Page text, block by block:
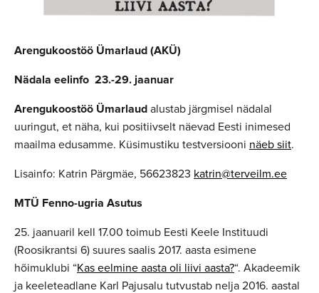
Arengukoostöö Ümarlaud (AKÜ)
Nädala eelinfo 23.-29. jaanuar
Arengukoostöö Ümarlaud alustab järgmisel nädalal
uuringut, et näha, kui positiivselt näevad Eesti inimesed
maailma edusamme. Küsimustiku testversiooni näeb siit.
Lisainfo: Katrin Pärgmäe, 56623823 katrin@terveilm.ee
MTÜ Fenno-ugria Asutus
25. jaanuaril kell 17.00 toimub Eesti Keele Instituudi
(Roosikrantsi 6) suures saalis 2017. aasta esimene
hõimuklubi “Kas eelmine aasta oli liivi aasta?“. Akadeemik
ja keeleteadlane Karl Pajusalu tutvustab nelja 2016. aastal